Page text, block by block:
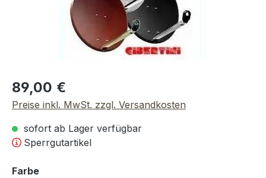
Regulärer Preis:
89,00 €
Preise inkl. MwSt. zzgl. Versandkosten
sofort ab Lager verfügbar
Sperrgutartikel
Farbeauswählen